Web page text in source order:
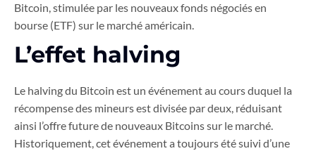
Bitcoin, stimulée par les nouveaux fonds négociés en
bourse (ETF) sur le marché américain.
L’effet halving
Le halving du Bitcoin est un événement au cours duquel la
récompense des mineurs est divisée par deux, réduisant
ainsi l’offre future de nouveaux Bitcoins sur le marché.
Historiquement, cet événement a toujours été suivi d’une